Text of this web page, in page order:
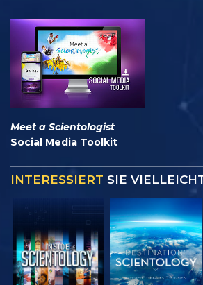
Meet a Scientologist
Social Media Toolkit
INTERESSIERT SIE